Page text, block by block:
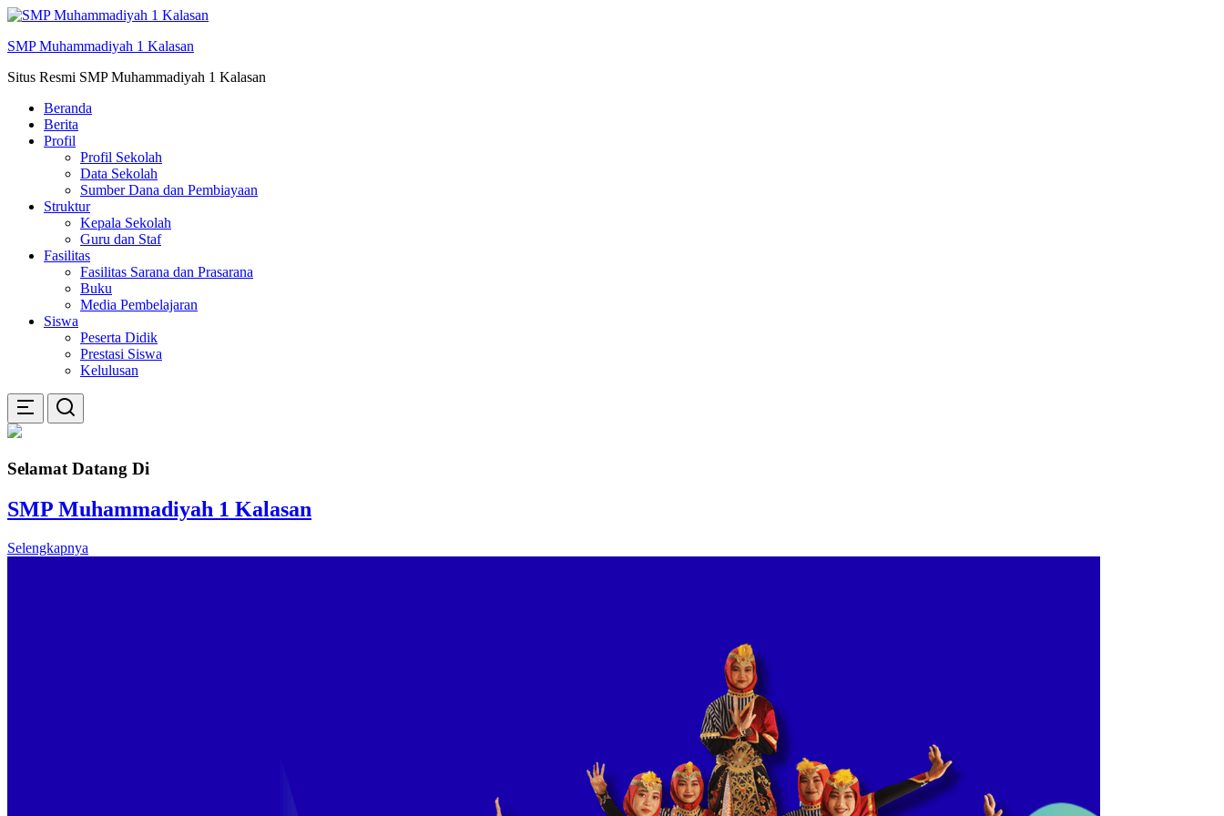
Skip
konten
SMP Muhammadiyah 1 Kalasan
Situs Resmi SMP Muhammadiyah 1 Kalasan
Beranda
Berita
Profil
Profil Sekolah
Data Sekolah
Sumber Dana dan Pembiayaan
Struktur
Kepala Sekolah
Guru dan Staf
Fasilitas
Fasilitas Sarana dan Prasarana
Buku
Media Pembelajaran
Siswa
Peserta Didik
Prestasi Siswa
Kelulusan
Selamat Datang Di
SMP Muhammadiyah 1 Kalasan
Selengkapnya